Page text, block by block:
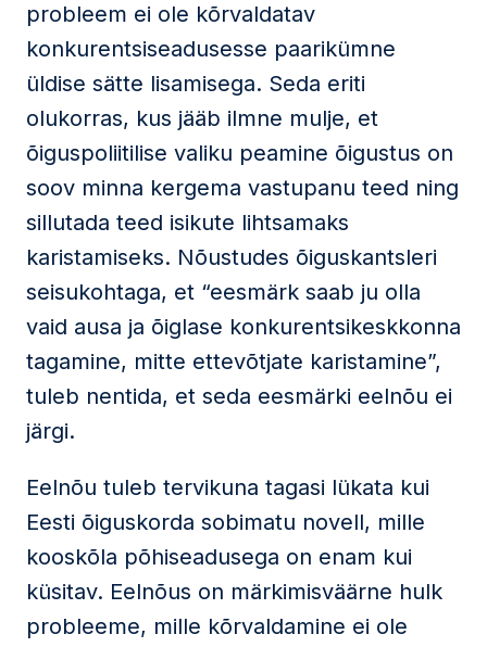
probleem ei ole kõrvaldatav
konkurentsiseadusesse paarikümne
üldise sätte lisamisega. Seda eriti
olukorras, kus jääb ilmne mulje, et
õiguspoliitilise valiku peamine õigustus on
soov minna kergema vastupanu teed ning
sillutada teed isikute lihtsamaks
karistamiseks. Nõustudes õiguskantsleri
seisukohtaga, et “eesmärk saab ju olla
vaid ausa ja õiglase konkurentsikeskkonna
tagamine, mitte ettevõtjate karistamine”,
tuleb nentida, et seda eesmärki eelnõu ei
järgi.
Eelnõu tuleb tervikuna tagasi lükata kui
Eesti õiguskorda sobimatu novell, mille
kooskõla põhiseadusega on enam kui
küsitav. Eelnõus on märkimisväärne hulk
probleeme, mille kõrvaldamine ei ole